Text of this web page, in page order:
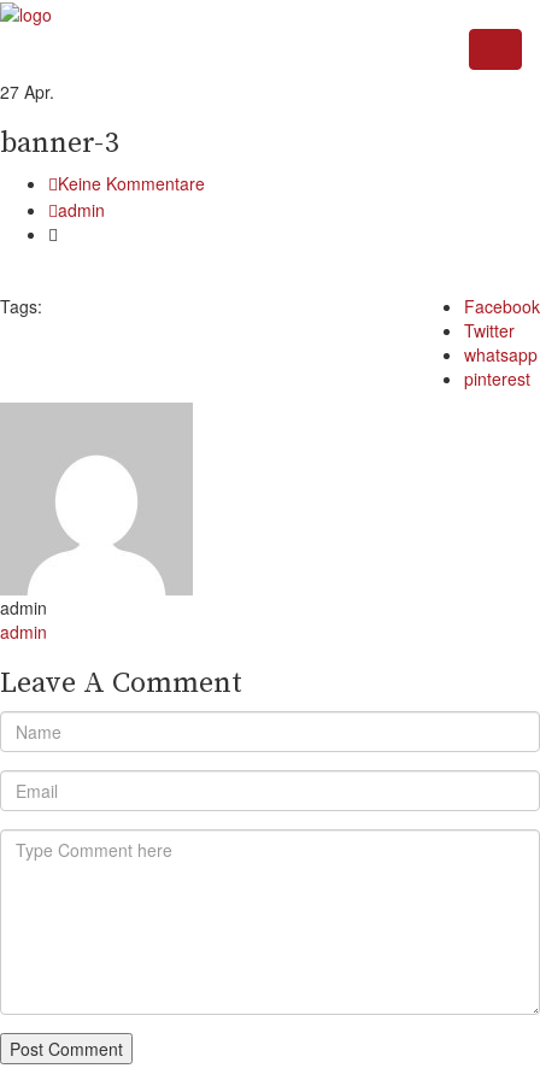
27 Apr.
banner-3
Keine Kommentare
admin
Tags:
Facebook
Twitter
whatsapp
pinterest
admin
admin
Leave A Comment
Post Comment